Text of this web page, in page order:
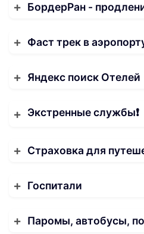
БордерРан -
Фаст трек в
Яндекс поиск Отелей
Экстренные службы❗️
Страховка для
Госпитали
Паромы, автобусы,